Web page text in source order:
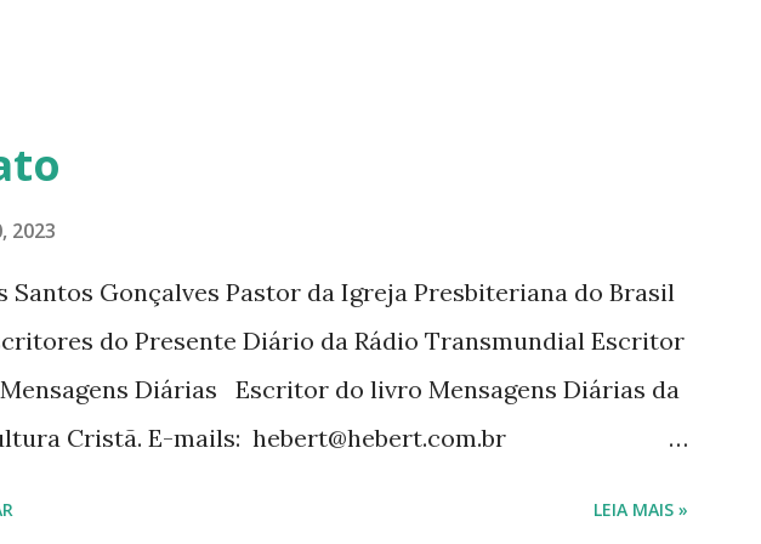
2023
Santos Gonçalves Pastor da Igreja Presbiteriana do Brasil
do Presente Diário da Rádio Transmundial Escritor
Diárias Escritor do livro Mensagens Diárias da
Cristã. E-mails: hebert@hebert.com.br
LEIA MAIS »